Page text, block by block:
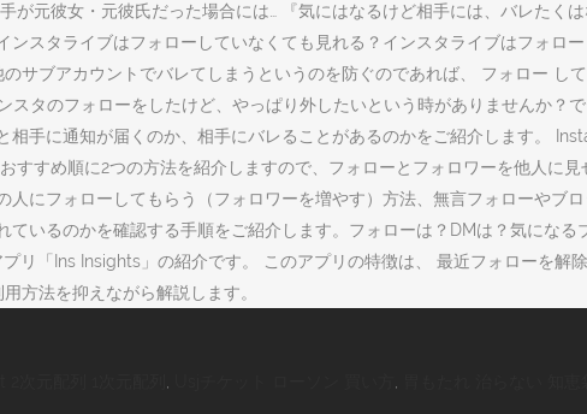
が元彼女・元彼氏だった場合には… 『気にはなるけど相手には、バレたく
スタライブはフォローしていなくても見れる？インスタライブはフォロ
サブアカウントでバレてしまうというのを防ぐのであれば、 フォロー
タのフォローをしたけど、やっぱり外したいという時がありませんか？
手に通知が届くのか、相手にバレることがあるのかをご紹介します。
すすめ順に2つの方法を紹介しますので、フォローとフォロワーを他人に
にフォローしてもらう（フォロワーを増やす）方法、無言フォローや
いるのかを確認する手順をご紹介します。フォローは？DMは？気にな
リ「Ins Insights」の紹介です。 このアプリの特徴は、 最近フォローを解
方法を抑えながら解説します。